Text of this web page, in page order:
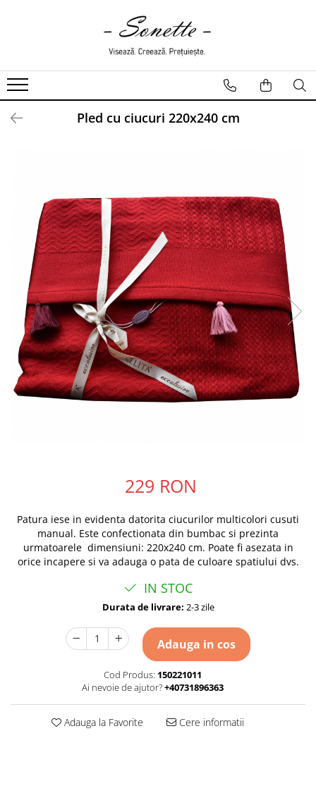
LENJERII DE PAT
LENJERII DE PAT CU PATURA
LENJERII DE PAT CU PILOTA SI
Pled cu ciucuri 220x240 cm
229 RON
Patura iese in evidenta datorita ciucurilor multicolori cusuti
manual. Este confectionata din bumbac si prezinta
urmatoarele dimensiuni: 220x240 cm. Poate fi asezata in
orice incapere si va adauga o pata de culoare spatiului dvs.
IN STOC
Durata de livrare: 2-3 zile
Adauga in cos
Cod Produs: 150221011
Ai nevoie de ajutor?+40731896363
Adauga la Favorite Cere informatii